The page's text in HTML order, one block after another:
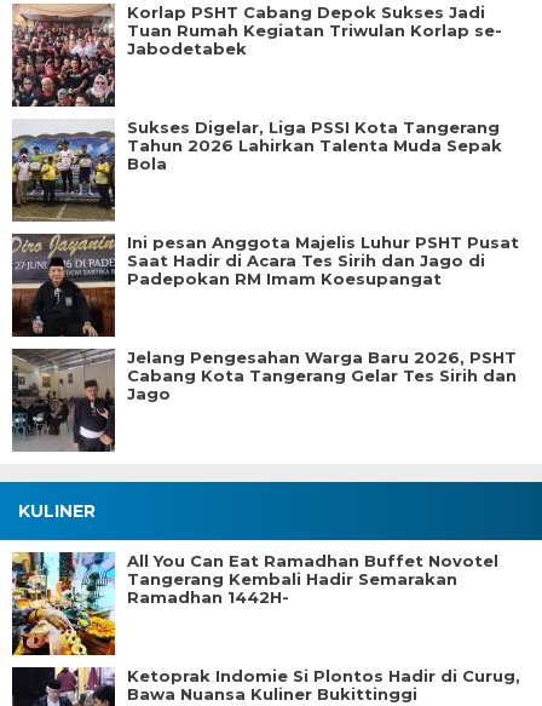
Korlap PSHT Cabang Depok Sukses Jadi
Tuan Rumah Kegiatan Triwulan Korlap se-
Jabodetabek
Sukses Digelar, Liga PSSI Kota Tangerang
Tahun 2026 Lahirkan Talenta Muda Sepak
Bola
Ini pesan Anggota Majelis Luhur PSHT Pusat
Saat Hadir di Acara Tes Sirih dan Jago di
Padepokan RM Imam Koesupangat
Jelang Pengesahan Warga Baru 2026, PSHT
Cabang Kota Tangerang Gelar Tes Sirih dan
Jago
KULINER
All You Can Eat Ramadhan Buffet Novotel
Tangerang Kembali Hadir Semarakan
Ramadhan 1442H-
Ketoprak Indomie Si Plontos Hadir di Curug,
Bawa Nuansa Kuliner Bukittinggi